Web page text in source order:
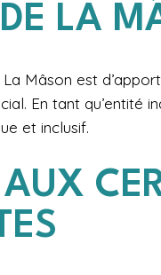
LA
Mâson est
En tant qu’entité
et inclusif.